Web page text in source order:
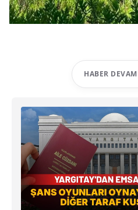
HABER